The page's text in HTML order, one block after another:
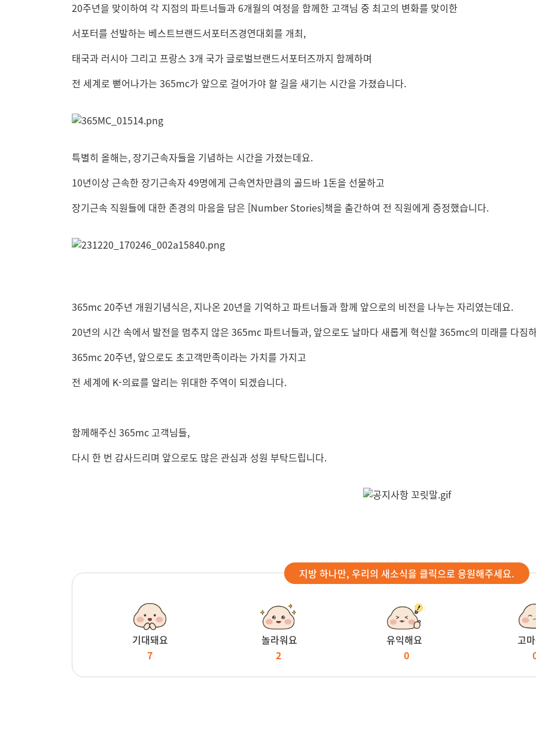
20주년을 맞이하여 각 지점의 파트너들과 6개월의 여정을 함께한 고객님 중 최고의 변화를 맞이한
서포터를 선발하는 베스트브랜드서포터즈경연대회를 개최,
태국과 러시아 그리고 프랑스 3개 국가 글로벌브랜드서포터즈까지 함께하며
전 세계로 뻗어나가는 365mc가 앞으로 걸어가야 할 길을 새기는 시간을 가졌습니다.
특별히 올해는, 장기근속자들을 기념하는 시간을 가졌는데요.
10년이상 근속한 장기근속자 49명에게 근속연차만큼의 골드바 1돈을 선물하고
장기근속 직원들에 대한 존경의 마음을 담은 [Number Stories]책을 출간하여 전 직원에게 증정했습니다.
365mc 20주년 개원기념식은, 지나온 20년을 기억하고 파트너들과 함께 앞으로의 비전을 나누는 자리였는데요.
20년의 시간 속에서 발전을 멈추지 않은 365mc 파트너들과, 앞으로도 날마다 새롭게 혁신할 365mc의 미래를 다짐
365mc 20주년, 앞으로도 초고객만족이라는 가치를 가지고
전 세계에 K-의료를 알리는 위대한 주역이 되겠습니다.
함께해주신 365mc 고객님들,
다시 한 번 감사드리며 앞으로도 많은 관심과 성원 부탁드립니다.
지방 하나만, 우리의 새소식을 클릭으로 응원해주세요.
기대돼요
7
놀라워요
2
유익해요
0
고